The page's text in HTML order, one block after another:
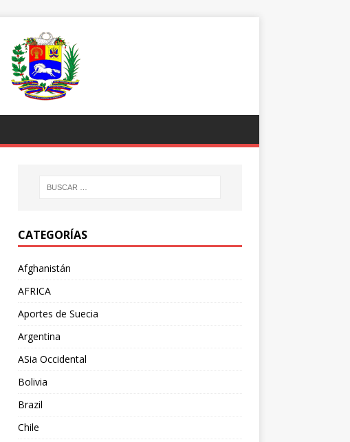
CATEGORÍAS
Afghanistán
AFRICA
Aportes de Suecia
Argentina
ASia Occidental
Bolivia
Brazil
Chile